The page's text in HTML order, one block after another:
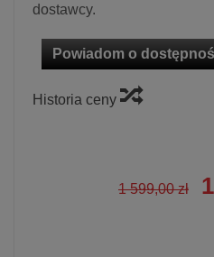
dostawcy.
Powiadom o
Historia ceny
1 599,00 zł